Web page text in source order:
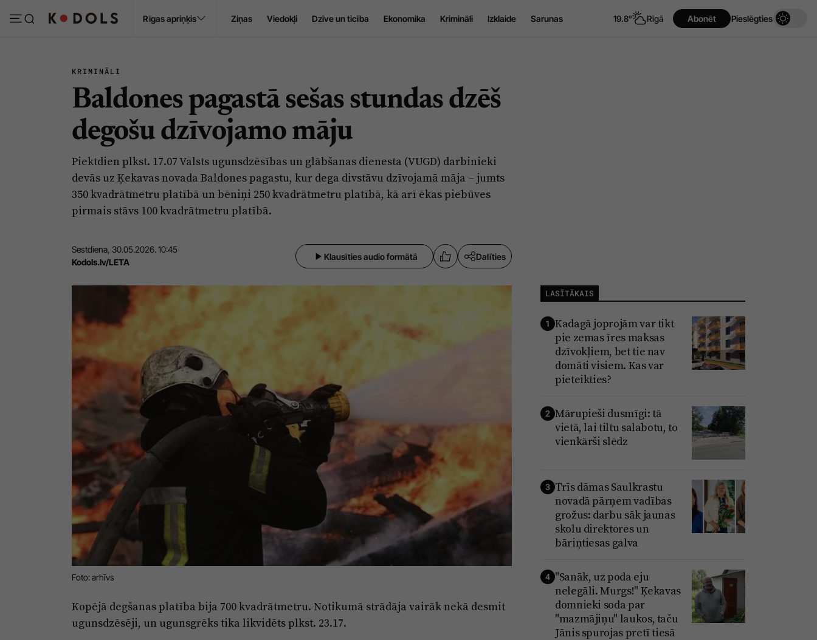
Rīgas apriņķis Ziņas Viedokļi Dzīve un ticība Ekonomika Krimināli Izklaide Sarunas 19.8° Rīgā Abonēt Pieslēgties
KRIMINĀLI
Baldones pagastā sešas stundas dzēš
degošu dzīvojamo māju
Piektdien plkst. 17.07 Valsts ugunsdzēsības un glābšanas dienesta (VUGD) darbinieki
devās uz Ķekavas novada Baldones pagastu, kur dega divstāvu dzīvojamā māja – jumts
350 kvadrātmetru platībā un bēniņi 250 kvadrātmetru platībā, kā arī ēkas piebūves
pirmais stāvs 100 kvadrātmetru platībā.
Sestdiena, 30.05.2026. 10:45
Kodols.lv/LETA
Klausīties audio formātā Dalīties
Foto: arhīvs
Kopējā degšanas platība bija 700 kvadrātmetru. Notikumā strādāja vairāk nekā desmit
ugunsdzēsēji, un ugunsgrēks tika likvidēts plkst. 23.17.
LASĪTĀKAIS
1 Kadagā joprojām var tikt
pie zemas īres maksas
dzīvokļiem, bet tie nav
domāti visiem. Kas var
pieteikties?
2 Mārupieši dusmīgi: tā
vietā, lai tiltu salabotu, to
vienkārši slēdz
3 Trīs dāmas Saulkrastu
novadā pārņem vadības
grožus: darbu sāk jaunas
skolu direktores un
bāriņtiesas galva
4 "Sanāk, uz poda eju
nelegāli. Murgs!" Ķekavas
domnieki soda par
"mazmājiņu" laukos, taču
Jānis spurojas pretī tiesā